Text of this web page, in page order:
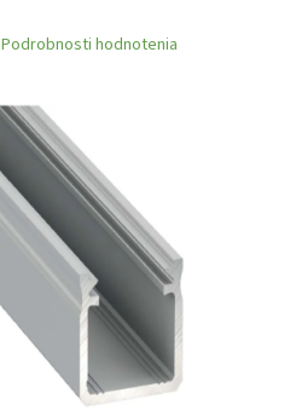
Podrobnosti hodnotenia